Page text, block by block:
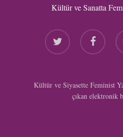
Kültür ve Sanatta
twitter facebook
Kültür ve Siyasette Feminist
çıkan elektronik